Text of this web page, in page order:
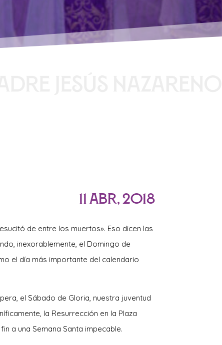
11 Abr, 2018
de entre los muertos». Eso dicen las
inexorablemente, el Domingo de
el día más importante del calendario
el Sábado de Gloria, nuestra juventud
la Resurrección en la Plaza
a una Semana Santa impecable.